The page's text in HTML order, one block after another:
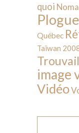
quoi
Québec
Taïwan
image
Vidéo